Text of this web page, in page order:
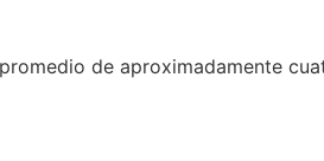
de aproximadamente